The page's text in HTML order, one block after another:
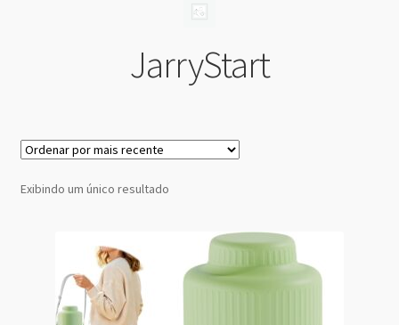
JarryStart
Exibindo um único resultado